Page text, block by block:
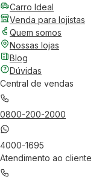
Carro Ideal
Venda para lojistas
Quem somos
Nossas lojas
Blog
Dúvidas
Central de vendas
0800-200-2000
4000-1695
Atendimento ao cliente